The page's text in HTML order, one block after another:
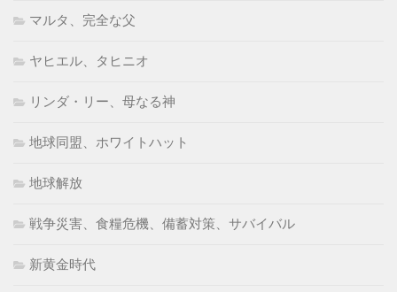
マルタ、完全な父
ヤヒエル、タヒニオ
リンダ・リー、母なる神
地球同盟、ホワイトハット
地球解放
戦争災害、食糧危機、備蓄対策、サバイバル
新黄金時代